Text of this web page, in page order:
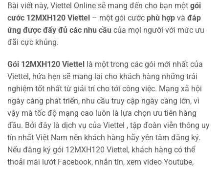
Bài viết này, Viettel Online sẽ mang đến cho bạn một gói
cước 12MXH120 Viettel – một gói cước phù hợp và đáp
ứng được đấy đủ các nhu cầu của mọi người với mức ưu
đãi cực khủng.
Gói 12MXH120 Viettel
là một trong các gói mới nhất của
Viettel, hứa hẹn sẽ mang lại cho khách hàng những trải
nghiệm tốt nhất từ giải trí cho tới công việc. Mạng xã hội
ngày càng phát triển, nhu cầu truy cập ngày càng lớn, vì
vậy mà tốc độ mạng cao luôn là lựa chọn ưu tiên hàng
đầu. Bởi đây là dịch vụ của Viettel , tập đoàn viễn thông uy
tín nhất Việt Nam nên khách hàng hãy yên tâm đăng ký.
Nếu đăng ký gói 12MXH120 Viettel, khách hàng có thể
thoải mái lướt Facebook, nhắn tin, xem video Youtube,